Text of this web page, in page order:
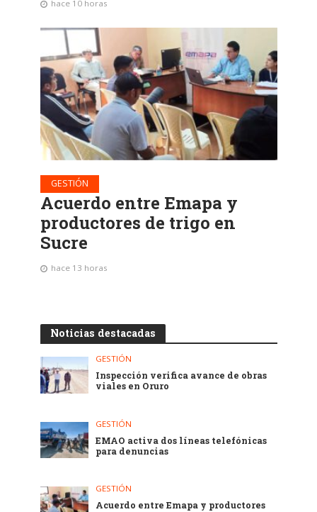
hace 10 horas
GESTIÓN
Acuerdo entre Emapa y
productores de trigo en
Sucre
hace 13 horas
Noticias destacadas
GESTIÓN
Inspección verifica avance de obras
viales en Oruro
GESTIÓN
EMAO activa dos líneas telefónicas
para denuncias
GESTIÓN
Acuerdo entre Emapa y productores